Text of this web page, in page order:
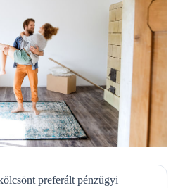
preferált pénzügyi